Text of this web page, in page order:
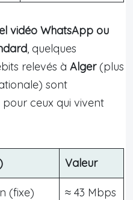
vidéo WhatsApp ou
, quelques
relevés à Alger(plus
sont
ceux qui vivent
Valeur
(fixe) ≈ 43 Mbps